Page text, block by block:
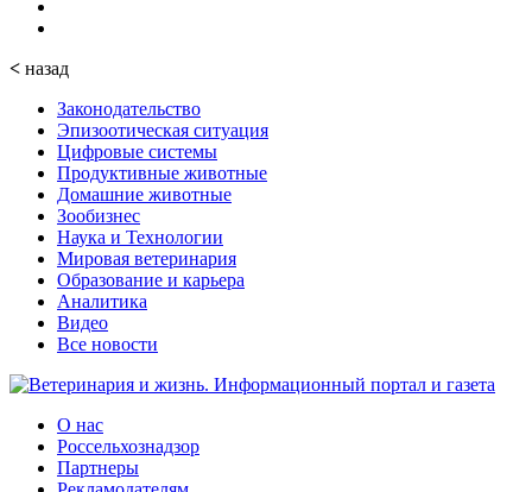
< назад
Законодательство
Эпизоотическая ситуация
Цифровые системы
Продуктивные животные
Домашние животные
Зообизнес
Наука и Технологии
Мировая ветеринария
Образование и карьера
Аналитика
Видео
Все новости
О нас
Россельхознадзор
Партнеры